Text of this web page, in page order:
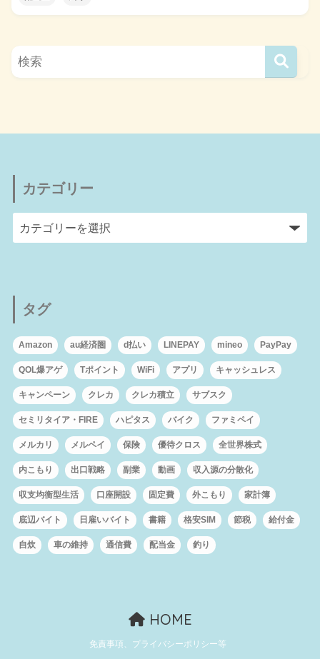
カテゴリー
タグ
Amazon au経済圏 d払い LINEPAY mineo PayPay
QOL爆アゲ Tポイント WiFi アプリ キャッシュレス
キャンペーン クレカ クレカ積立 サブスク
セミリタイア・FIRE ハピタス バイク ファミペイ
メルカリ メルペイ 保険 優待クロス 全世界株式
内こもり 出口戦略 副業 動画 収入源の分散化
収支均衡型生活 口座開設 固定費 外こもり 家計簿
底辺バイト 日雇いバイト 書籍 格安SIM 節税 給付金
自炊 車の維持 通信費 配当金 釣り
HOME
免責事項、プライバシーポリシー等